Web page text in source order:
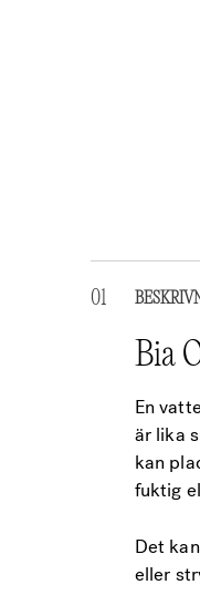
Bia
En
är lika
kan
fuktig
Det
eller